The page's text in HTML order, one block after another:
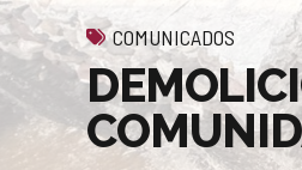
COMUNICADOS